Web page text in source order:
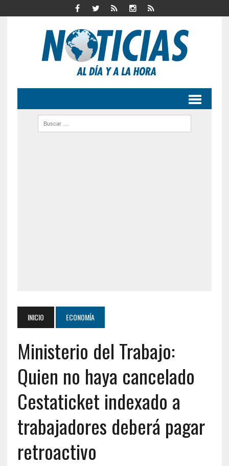
INICIO ECONOMÍA
Ministerio del Trabajo:
Quien no haya cancelado
Cestaticket indexado a
trabajadores deberá pagar
retroactivo